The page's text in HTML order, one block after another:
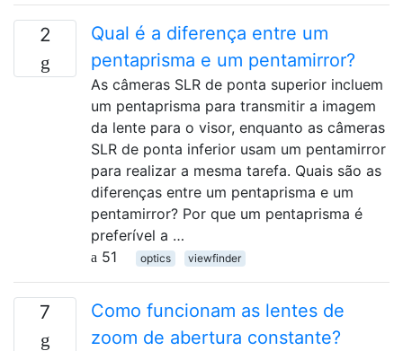
2
Qual é a diferença entre um
pentaprisma e um pentamirror?
As câmeras SLR de ponta superior incluem
um pentaprisma para transmitir a imagem
da lente para o visor, enquanto as câmeras
SLR de ponta inferior usam um pentamirror
para realizar a mesma tarefa. Quais são as
diferenças entre um pentaprisma e um
pentamirror? Por que um pentaprisma é
preferível a …
51
optics viewfinder
7
Como funcionam as lentes de
zoom de abertura constante?